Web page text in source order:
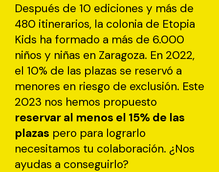
Después de 10 ediciones y más de
480 itinerarios, la colonia de Etopia
Kids ha formado a más de 6.000
niños y niñas en Zaragoza. En 2022,
el 10% de las plazas se reservó a
menores en riesgo de exclusión. Este
2023 nos hemos propuesto
reservar al menos el 15% de las
plazas pero para lograrlo
necesitamos tu colaboración. ¿Nos
ayudas a conseguirlo?